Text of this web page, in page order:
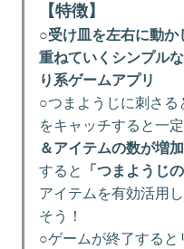
【特徴】
○受け皿を左右に動
重ねていくシンプル
り系ゲームアプリ
○つまようじに刺さる
をキャッチすると一
＆アイテムの数が増加
すると
「つまようじ
アイテムを有効活用
そう！
○ゲームが終了する